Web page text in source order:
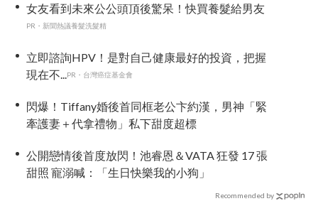
女友看到未來公公頭頂後驚呆！快買養髮給男友
PR・新聞熱議養髮洗髮精
立即諮詢HPV！是對自己健康最好的投資，把握
現在不...PR・台灣癌症基金會
閃爆！Tiffany婚後首同框老公卞約漢，男神「緊
牽護妻＋代拿禮物」私下甜度超標
公開戀情後首度放閃！池睿恩＆VATA 狂發 17 張
甜照 寵溺喊：「生日快樂我的小狗」
Recommended by